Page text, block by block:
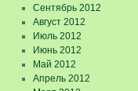
Сентябрь 2012
Август 2012
Июль 2012
Июнь 2012
Май 2012
Апрель 2012